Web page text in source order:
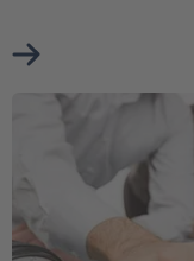
Mehr über
Weiter zu Vorstand